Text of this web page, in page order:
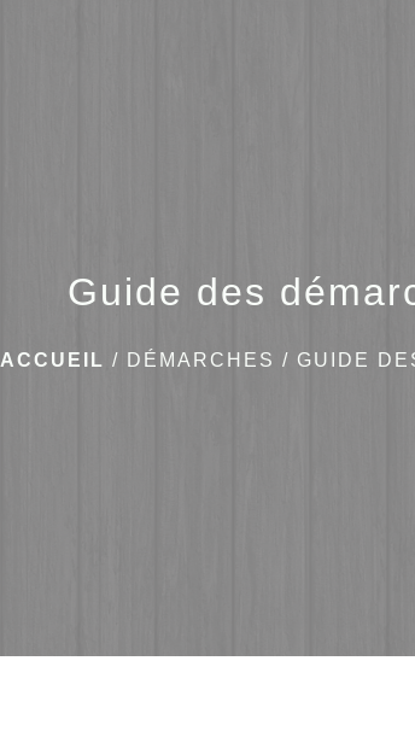
Guide des
ACCUEIL / DÉMARCHES / GUIDE